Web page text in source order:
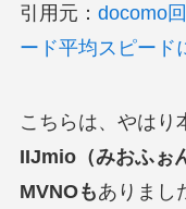
引用元： docomo
ード平均スピード
こちらは、やはり
IIJmio（みおふぉ
MVNOもありまし